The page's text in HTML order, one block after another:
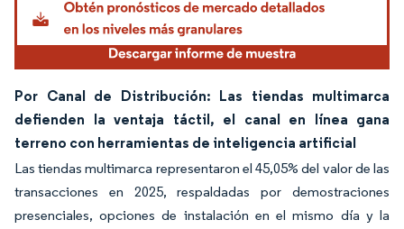
Por Canal de Distribución: Las tiendas multimarca
defienden la ventaja táctil, el canal en línea gana
terreno con herramientas de inteligencia artificial
Las tiendas multimarca representaron el 45,05% del valor de las
transacciones en 2025, respaldadas por demostraciones
presenciales, opciones de instalación en el mismo día y la